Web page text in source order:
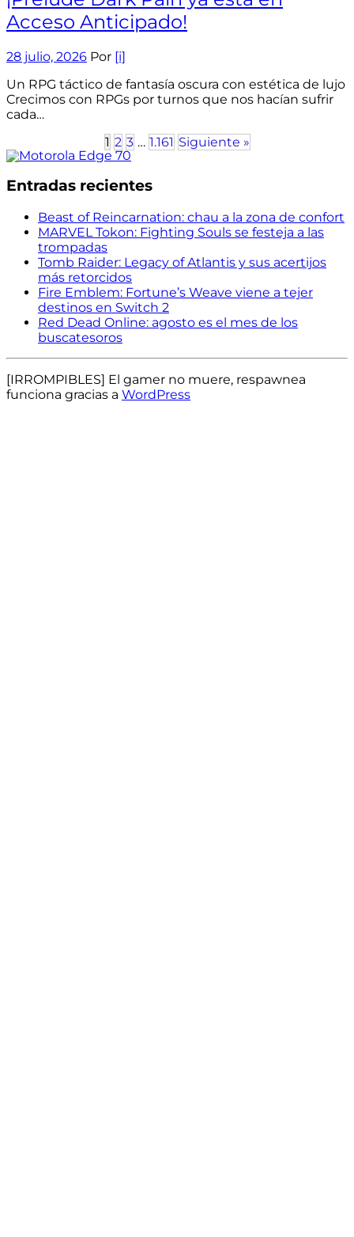
Acceso Anticipado!
28 julio, 2026 Por [i]
Un RPG táctico de fantasía oscura con estética de lujo
Crecimos con RPGs por turnos que nos hacían sufrir
cada…
1 2 3 … 1.161 Siguiente »
Entradas recientes
Beast of Reincarnation: chau a la zona de confort
MARVEL Tokon: Fighting Souls se festeja a las
trompadas
Tomb Raider: Legacy of Atlantis y sus acertijos
más retorcidos
Fire Emblem: Fortune’s Weave viene a tejer
destinos en Switch 2
Red Dead Online: agosto es el mes de los
buscatesoros
[IRROMPIBLES] El gamer no muere, respawnea
funciona gracias a WordPress